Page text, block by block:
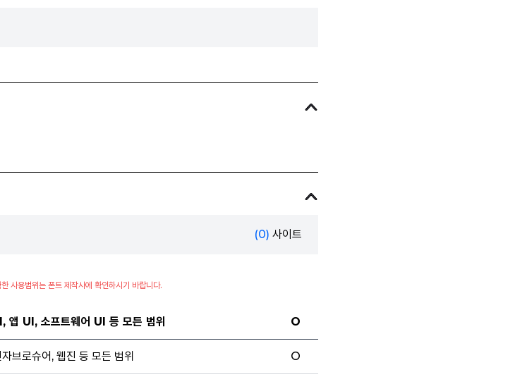
(0) 사이트
사용범위는 폰트 제작사에 확인하시기 바랍니다.
앱 UI, 소프트웨어 UI 등 모든 범위 O
브로슈어, 웹진 등 모든 범위 O